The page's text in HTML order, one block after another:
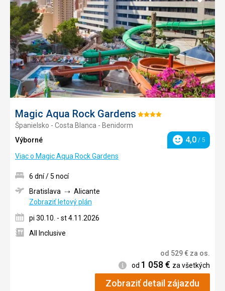
Magic Aqua Rock Gardens Hodnotenie:
Španielsko - Costa Blanca - Benidorm
Výborné
Hodnotenie
4,0 / 5
Viac o Magic Aqua Rock Gardens
do
6 dní / 5 nocí
Bratislava
Alicante
Zobraziť letový plán
pi 30.10. - st 4.11.2026
All Inclusive
od 529€ za os.
Informácie
od 1 058 € za všetkých
Zobraziť detail zájazdu